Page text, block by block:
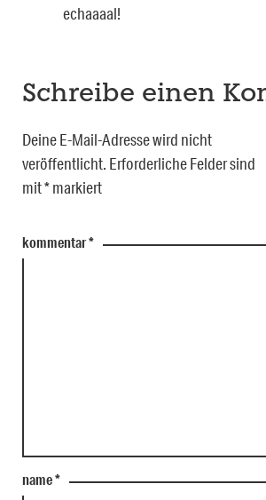
echaaaal!
Schreibe einen
Deine E-Mail-Adresse wird nicht
veröffentlicht. Erforderliche Felder sind
mit*markiert
kommentar*
name*